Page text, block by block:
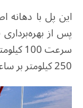
پس از
سرعت
250 کیلومتر بر ساعت را بطور همزمان پشتیبانی کند.